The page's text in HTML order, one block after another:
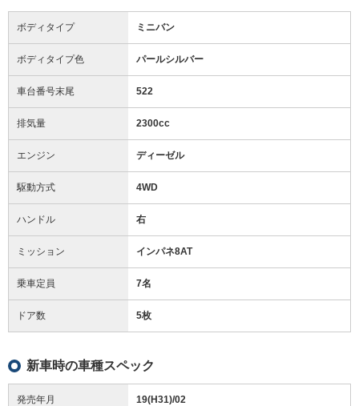
ボディタイプ ミニバン
ボディタイプ色 パールシルバー
車台番号末尾 522
排気量 2300cc
エンジン ディーゼル
駆動方式 4WD
ハンドル 右
ミッション インパネ8AT
乗車定員 7名
ドア数 5枚
新車時の車種スペック
発売年月 19(H31)/02